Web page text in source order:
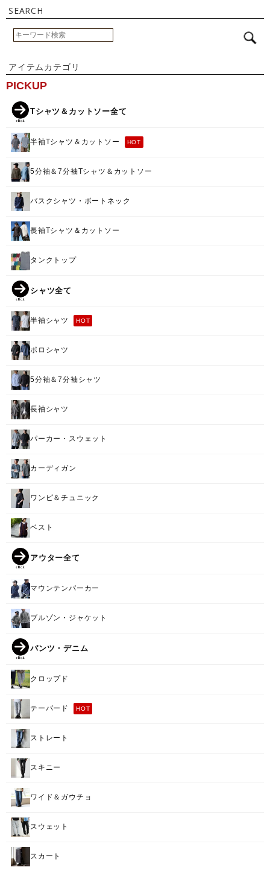
SEARCH
アイテムカテゴリ
PICKUP
Tシャツ＆カットソー全て
半袖Tシャツ＆カットソー HOT
5分袖＆7分袖Tシャツ＆カットソー
バスクシャツ・ボートネック
長袖Tシャツ＆カットソー
タンクトップ
シャツ全て
半袖シャツ HOT
ポロシャツ
5分袖＆7分袖シャツ
長袖シャツ
パーカー・スウェット
カーディガン
ワンピ＆チュニック
ベスト
アウター全て
マウンテンパーカー
ブルゾン・ジャケット
パンツ・デニム
クロップド
テーパード HOT
ストレート
スキニー
ワイド＆ガウチョ
スウェット
スカート